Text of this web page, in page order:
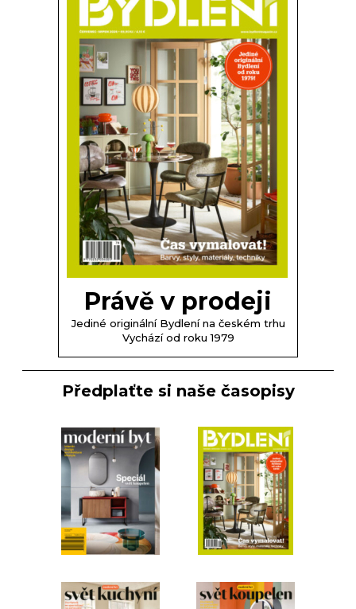
Právě v prodeji
Jediné originální Bydlení na českém trhu
Vychází od roku 1979
Předplaťte si naše časopisy